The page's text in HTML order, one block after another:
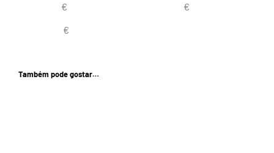
Também pode gostar…